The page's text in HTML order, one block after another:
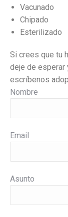
Vacunado
Chipado
Esterilizado
Si crees que tu
deje de esperar
escríbenos
Nombre
Email
Asunto